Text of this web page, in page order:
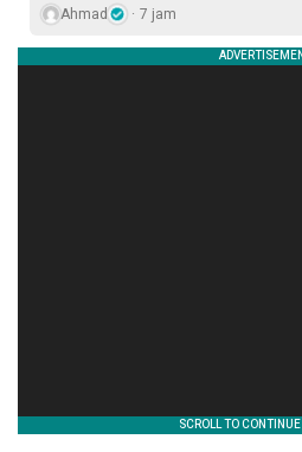
Ahmad 7 jam